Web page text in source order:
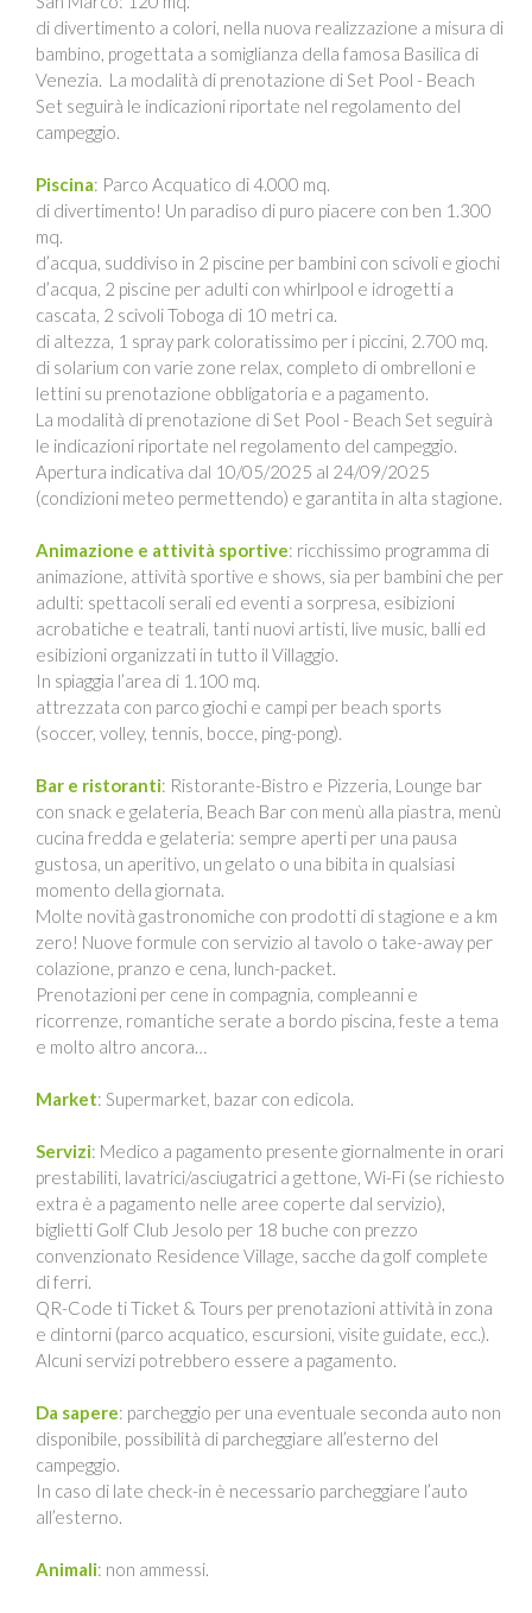
di divertimento a colori, nella nuova realizzazione a misura di
bambino, progettata a somiglianza della famosa Basilica di
Venezia. La modalità di prenotazione di Set Pool - Beach
Set seguirà le indicazioni riportate nel regolamento del
campeggio.
Piscina: Parco Acquatico di 4.000 mq.
di divertimento! Un paradiso di puro piacere con ben 1.300
mq.
d’acqua, suddiviso in 2 piscine per bambini con scivoli e giochi
d’acqua, 2 piscine per adulti con whirlpool e idrogetti a
cascata, 2 scivoli Toboga di 10 metri ca.
di altezza, 1 spray park coloratissimo per i piccini, 2.700 mq.
di solarium con varie zone relax, completo di ombrelloni e
lettini su prenotazione obbligatoria e a pagamento.
La modalità di prenotazione di Set Pool - Beach Set seguirà
le indicazioni riportate nel regolamento del campeggio.
Apertura indicativa dal 10/05/2025 al 24/09/2025
(condizioni meteo permettendo) e garantita in alta stagione.
Animazione e attività sportive: ricchissimo programma di
animazione, attività sportive e shows, sia per bambini che per
adulti: spettacoli serali ed eventi a sorpresa, esibizioni
acrobatiche e teatrali, tanti nuovi artisti, live music, balli ed
esibizioni organizzati in tutto il Villaggio.
In spiaggia l’area di 1.100 mq.
attrezzata con parco giochi e campi per beach sports
(soccer, volley, tennis, bocce, ping-pong).
Bar e ristoranti: Ristorante-Bistro e Pizzeria, Lounge bar
con snack e gelateria, Beach Bar con menù alla piastra, menù
cucina fredda e gelateria: sempre aperti per una pausa
gustosa, un aperitivo, un gelato o una bibita in qualsiasi
momento della giornata.
Molte novità gastronomiche con prodotti di stagione e a km
zero! Nuove formule con servizio al tavolo o take-away per
colazione, pranzo e cena, lunch-packet.
Prenotazioni per cene in compagnia, compleanni e
ricorrenze, romantiche serate a bordo piscina, feste a tema
e molto altro ancora…
Market: Supermarket, bazar con edicola.
Servizi: Medico a pagamento presente giornalmente in orari
prestabiliti, lavatrici/asciugatrici a gettone, Wi-Fi (se richiesto
extra è a pagamento nelle aree coperte dal servizio),
biglietti Golf Club Jesolo per 18 buche con prezzo
convenzionato Residence Village, sacche da golf complete
di ferri.
QR-Code ti Ticket & Tours per prenotazioni attività in zona
e dintorni (parco acquatico, escursioni, visite guidate, ecc.).
Alcuni servizi potrebbero essere a pagamento.
Da sapere: parcheggio per una eventuale seconda auto non
disponibile, possibilità di parcheggiare all’esterno del
campeggio.
In caso di late check-in è necessario parcheggiare l’auto
all’esterno.
Animali: non ammessi.